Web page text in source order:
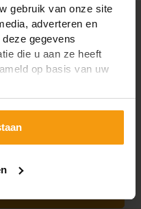
gebruik van onze site
adverteren en
gegevens
die u aan ze heeft
op basis van uw